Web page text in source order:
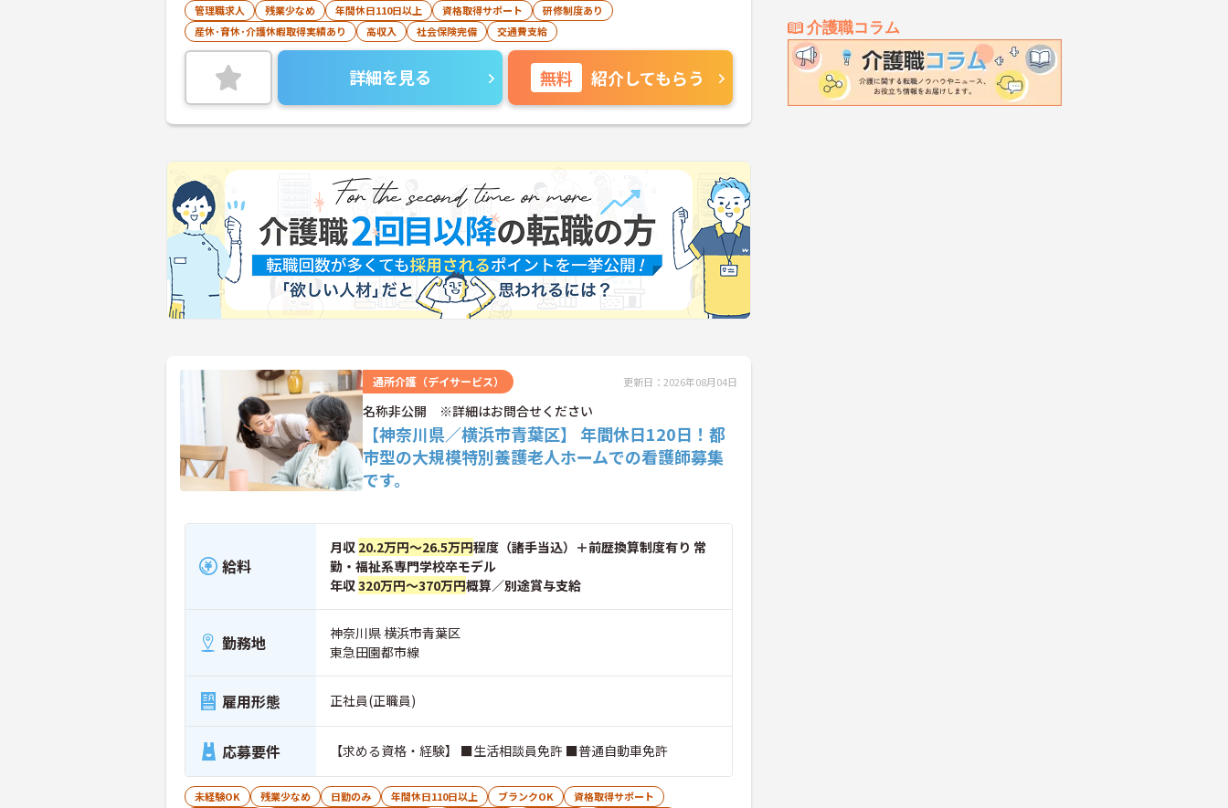
介護職コラム
管理職求人 残業少なめ 年間休日110日以上 資格取得サポート
研修制度あり
産休･育休･介護休暇取得実績あり
高収入 社会保険完備 交通費支給
詳細を見る 無料 紹介してもらう
通所介護（デイサービス） 更新日：2026年08月04日
名称非公開 ※詳細はお問合せください
【神奈川県／横浜市青葉区】 年間休日120日！都
市型の大規模特別養護老人ホームでの看護師募集
です。
給料
月収 20.2万円～26.5万円程度（諸手当込）＋前歴換算制度有り 常
勤・福祉系専門学校卒モデル
年収320万円～370万円概算／別途賞与支給
勤務地
神奈川県 横浜市青葉区
東急田園都市線
雇用形態 正社員(正職員)
応募要件 【求める資格・経験】 ■生活相談員免許 ■普通自動車免許
未経験OK 残業少なめ 日勤のみ 年間休日110日以上 ブランクOK
資格取得サポート